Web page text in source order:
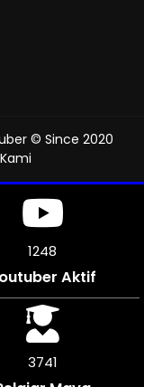
© Since 2020
1312
Aktif
4311